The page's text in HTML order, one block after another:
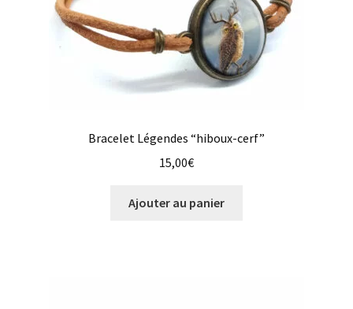
Bracelet Légendes “hiboux-cerf”
15,00€
Ajouter au panier